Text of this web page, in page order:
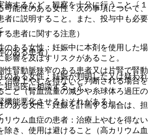
能性のある女性：次の事項について、
者に説明すること。また、投与中も必要
。
のある女性：妊娠中に本剤を使用した場
響を及ぼすリスクがあること。
ある女性：妊娠が判明した又は疑われ
担当医に相談すること。
ある女性：妊娠を計画する場合は、担
。
施するなど、観察を十分に行うこと〔１
患者に関する注意）
のある患者）
腎動脈狭窄のある患者又は片腎で腎動
治療上やむを得ないと判断される場合を
こと（腎血流量の減少や糸球体ろ過圧の
機能悪化させるおそれがある）。
ウム血症の患者：治療上やむを得ない
除き、使用は避けること（高カリウム血